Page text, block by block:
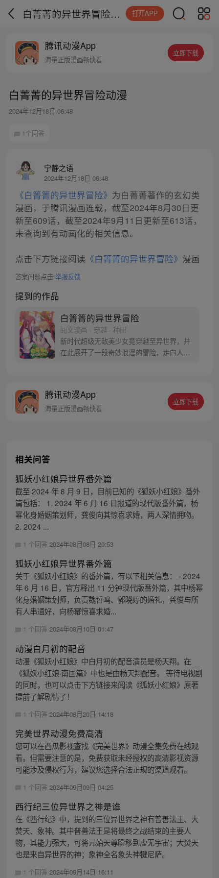
白菁菁的异世界冒险动漫 打开APP
腾讯动漫App
海量正版漫画畅快看
立即下载
白菁菁的异世界冒险动漫
2024年12月18日 06:48
1个回答
宁静之语
2024年12月18日 06:48
《白箐箐的异世界冒险》 为白菁菁著作的玄幻类
漫画，于腾讯漫画连载，截至2024年8月30日更
新至609话，截至2024年9月11日更新至613话，
未查询到有动画化的相关信息。
点击下方链接阅读 《白箐箐的异世界冒险》 漫画
答案问题点击 举报反馈
提到的作品
白箐箐的异世界冒险
阅文漫画 · 穿越 · 种田
新时代超级无敌美少女竟穿越至异世界，并
在此展开了一段奇妙浪漫的冒险，走向人生
腾讯动漫App
海量正版漫画畅快看
立即下载
相关问答
狐妖小红娘异世界番外篇
截至 2024 年 8 月 9 日，目前已知的《狐妖小红娘》番外
篇包括： 1. 2024 年 6 月 16 日报道的现代版番外篇，杨
幂化身婚姻策划师，龚俊向其惊喜求婚，两人深情拥吻。
2. 2024 ...
1 个回答 2024年08月08日 20:53
狐妖小红娘异世界番外篇
关于《狐妖小红娘》的番外篇，有以下相关信息： - 2024
年 6 月 16 日，官方释出 11 分钟现代版番外篇，其中杨幂
化身婚姻策划师，负责魏哲鸣、郭晓婷的婚礼，龚俊与所
有人串通好，向杨幂惊喜求婚...
1 个回答 2024年08月10日 01:47
动漫白月初的配音
动漫《狐妖小红娘》中白月初的配音演员是杨天翔。在
《狐妖小红娘·南国篇》中也是由杨天翔配音。 等待电视剧
的同时，也可以点击下方链接来阅读《狐妖小红娘》原著
提前了解剧情了！
1 个回答 2024年08月20日 14:18
完美世界动漫免费高清
您可以在西瓜影视查找《完美世界》动漫全集免费在线观
看。但需要注意的是，免费获取未经授权的高清影视资源
可能涉及侵权行为，建议您选择合法正规的渠道观看。
1 个回答 2024年09月09日 04:25
西行纪三位异世界之神是谁
在《西行纪》中，提到的三位异世界之神有普善法王、大
焚天、象神。其中普善法王是将最终之战结束的主要人
物，其能力强大，可将元始天尊瞬移到虚无宇宙；大焚天
也是来自异世界的神；象神全名象头神犍尼萨。
1 个回答 2024年09月14日 16:11